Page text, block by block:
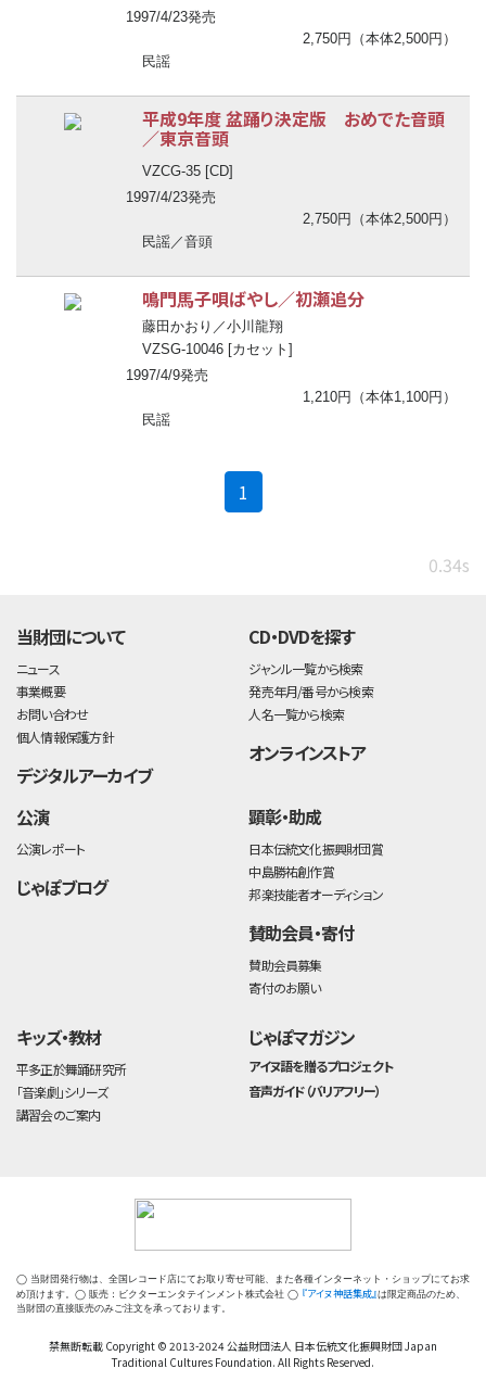
1997/4/23発売
2,750円（本体2,500円）
民謡
平成9年度 盆踊り決定版 おめでた音頭
／東京音頭
VZCG-35 [CD]
1997/4/23発売
2,750円（本体2,500円）
民謡／音頭
鳴門馬子唄ばやし／初瀬追分
藤田かおり／小川龍翔
VZSG-10046 [カセット]
1997/4/9発売
1,210円（本体1,100円）
民謡
1
0.34s
当財団について
ニュース
事業概要
お問い合わせ
個人情報保護方針
デジタルアーカイブ
CD・DVDを探す
ジャンル一覧から検索
発売年月/番号から検索
人名一覧から検索
オンラインストア
公演
公演レポート
じゃぽブログ
顕彰・助成
日本伝統文化振興財団賞
中島勝祐創作賞
邦楽技能者オーディション
賛助会員・寄付
賛助会員募集
寄付のお願い
キッズ・教材
平多正於舞踊研究所
「音楽劇」シリーズ
講習会のご案内
じゃぽマガジン
アイヌ語を贈るプロジェクト
音声ガイド（バリアフリー）
◯ 当財団発行物は、全国レコード店にてお取り寄せ可能、また各種インターネット・ショップにてお求
め頂けます。◯ 販売：ビクターエンタテインメント株式会社 ◯ 『アイヌ神話集成』は限定商品のため、
当財団の直接販売のみご注文を承っております。
禁無断転載 Copyright © 2013-2024 公益財団法人 日本伝統文化振興財団 Japan
Traditional Cultures Foundation. All Rights Reserved.